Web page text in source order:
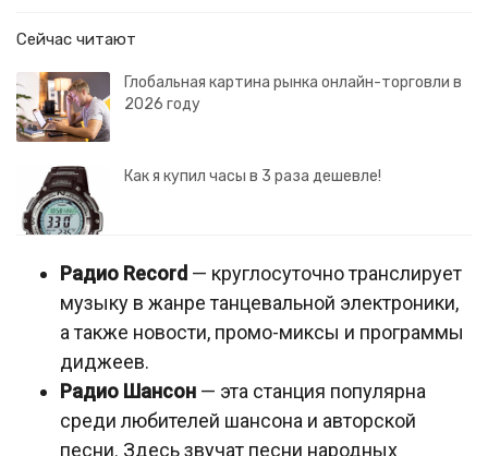
Сейчас читают
Глобальная картина рынка онлайн-торговли в
2026 году
Как я купил часы в 3 раза дешевле!
Радио Record — круглосуточно транслирует
музыку в жанре танцевальной электроники,
а также новости, промо-миксы и программы
диджеев.
Радио Шансон — эта станция популярна
среди любителей шансона и авторской
песни. Здесь звучат песни народных